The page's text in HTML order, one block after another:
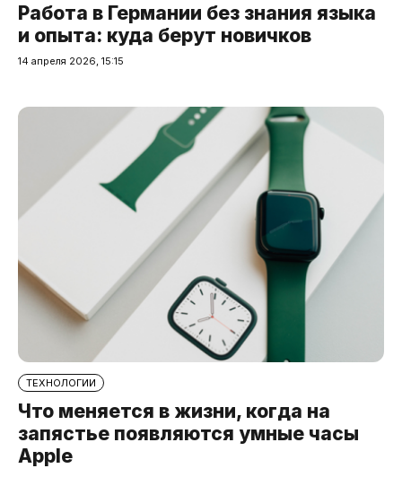
Работа в Германии без знания языка
и опыта: куда берут новичков
14 апреля 2026, 15:15
ТЕХНОЛОГИИ
Что меняется в жизни, когда на
запястье появляются умные часы
Apple